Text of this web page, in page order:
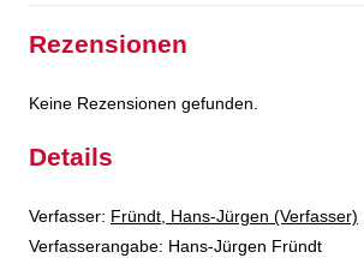
Rezensionen
Keine Rezensionen gefunden.
Details
Verfasser: Suche nach diesem Verfasser
Fründt, Hans-Jürgen (Verfasser)
Verfasserangabe: Hans-Jürgen Fründt